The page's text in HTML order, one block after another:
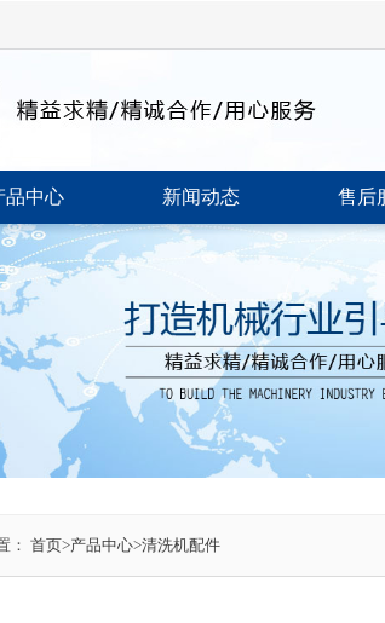
品中心 新闻动态 售后
： 首页>产品中心>清洗机配件